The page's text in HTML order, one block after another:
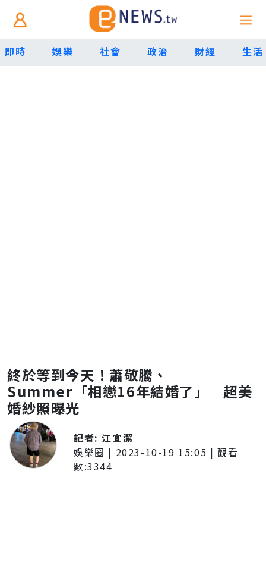
即時 娛樂 社會 政治 財經 生活
終於等到今天！蕭敬騰、
Summer「相戀16年結婚了」 超美
婚紗照曝光
記者:江宜潔
娛樂圈 | 2023-10-19 15:05 | 觀看
數:3344